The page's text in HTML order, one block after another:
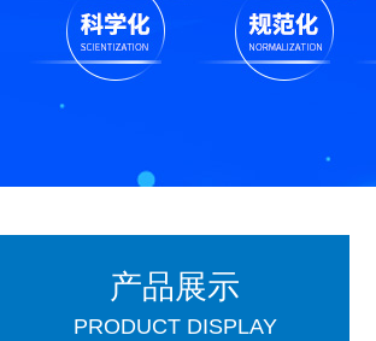
产品展示
PRODUCT DISPLAY